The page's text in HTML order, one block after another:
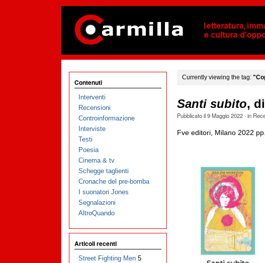
Currently viewing the tag:
Santi subito,
Pubblicato il9 Maggio 2022· in
Fve editori, Milano 2022
Contenuti
Interventi
Recensioni
Controinformazione
Interviste
Testi
Poesia
Cinema & tv
Schegge taglienti
Cronache del pre-bomba
I suonatori Jones
Segnalazioni
AltroQuando
Articoli recenti
Street Fighting Men 5